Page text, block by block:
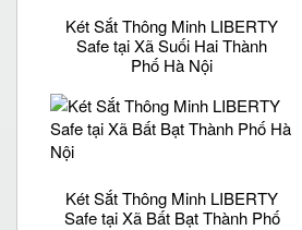
Két Sắt Thông Minh LIBERTY
Safe tại Xã Suối Hai Thành
Phố Hà Nội
Két Sắt Thông Minh LIBERTY
Safe tại Xã Bất Bạt Thành Phố